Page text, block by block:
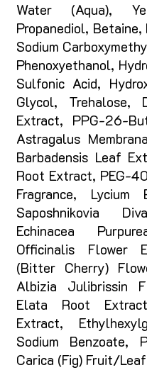
Water (Aqua),
Propanediol,
Sodium
Phenoxyethanol,
Sulfonic Acid,
Glycol, Trehalose,
Extract, PPG-26-
Astragalus
Barbadensis Leaf
Root Extract, PEG-
Fragrance,
Saposhnikovia
Echinacea
Officinalis Flower
(Bitter Cherry)
Albizia Julibrissin
Elata Root
Extract,
Sodium Benzoate,
Carica (Fig) Fruit/